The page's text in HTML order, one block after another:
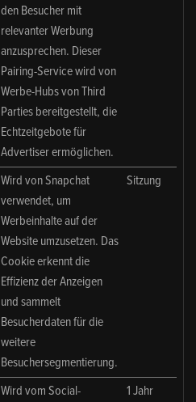
den Besucher mit
relevanter Werbung
anzusprechen. Dieser
Pairing-Service wird von
Werbe-Hubs von Third
Parties bereitgestellt, die
Echtzeitgebote für
Advertiser ermöglichen.
Wird von Snapchat
verwendet, um
Werbeinhalte auf der
Website umzusetzen. Das
Cookie erkennt die
Effizienz der Anzeigen
und sammelt
Besucherdaten für die
weitere
Besuchersegmentierung.
Sitzung
Wird vom Social-
1 Jahr